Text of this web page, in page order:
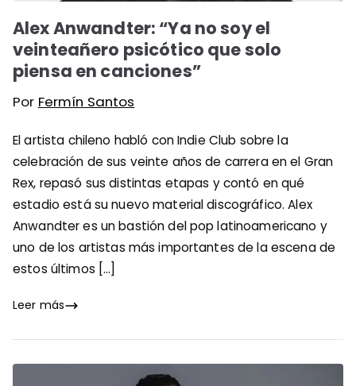
Alex Anwandter: “Ya no soy el
veinteañero psicótico que solo
piensa en canciones”
Por Fermín Santos
El artista chileno habló con Indie Club sobre la
celebración de sus veinte años de carrera en el Gran
Rex, repasó sus distintas etapas y contó en qué
estadio está su nuevo material discográfico. Alex
Anwandter es un bastión del pop latinoamericano y
uno de los artistas más importantes de la escena de
estos últimos […]
Leer más